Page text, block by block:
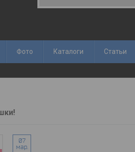
Фото Каталоги Статьи
07
мар.